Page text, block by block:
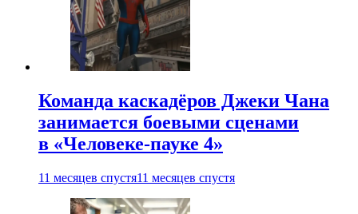
Команда каскадёров Джеки Чана
занимается боевыми сценами
в «Человеке-пауке 4»
11 месяцев спустя11 месяцев спустя